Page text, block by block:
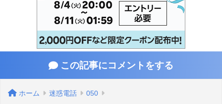
この記事にコメントをする
ホーム 迷惑電話 050